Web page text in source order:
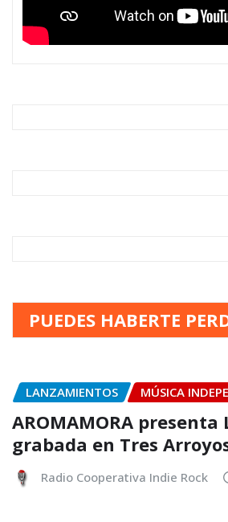
PUEDES HABERTE
LANZAMIENTOS MÚSICA
AROMAMORA presenta
grabada en Tres
Radio Cooperativa Indie Rock